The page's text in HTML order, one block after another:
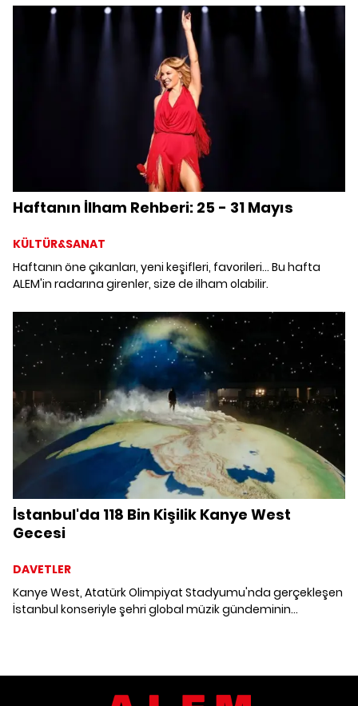
dışlanan beş ünlü isim.
Haftanın İlham Rehberi: 25 - 31 Mayıs
KÜLTÜR&SANAT
Haftanın öne çıkanları, yeni keşifleri, favorileri... Bu hafta
ALEM'in radarına girenler, size de ilham olabilir.
İstanbul'da 118 Bin Kişilik Kanye West
Gecesi
DAVETLER
Kanye West, Atatürk Olimpiyat Stadyumu'nda gerçekleşen
İstanbul konseriyle şehri global müzik gündeminin